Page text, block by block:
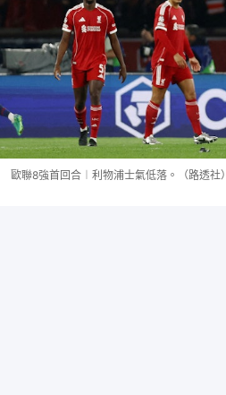
歐聯8強首回合︱利物浦士氣低落。（路透社）